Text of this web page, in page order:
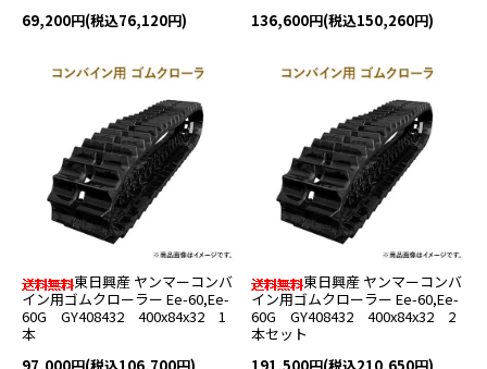
69,200円(税込76,120円)
136,600円(税込150,260円)
東日興産 ヤンマーコンバ
イン用ゴムクローラー Ee-60,Ee-
60G GY408432 400x84x32 1
本
97,000円(税込106,700円)
東日興産 ヤンマーコンバ
イン用ゴムクローラー Ee-60,Ee-
60G GY408432 400x84x32 2
本セット
191,500円(税込210,650円)